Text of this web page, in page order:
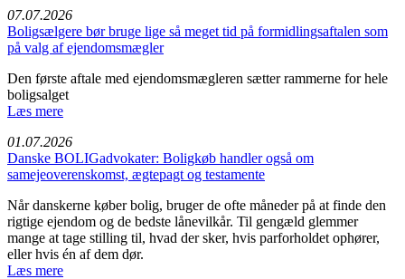
07.07.2026
Boligsælgere bør bruge lige så meget tid på formidlingsaftalen som
på valg af ejendomsmægler
Den første aftale med ejendomsmægleren sætter rammerne for hele
boligsalget
Læs mere
01.07.2026
Danske BOLIGadvokater: Boligkøb handler også om
samejeoverenskomst, ægtepagt og testamente
Når danskerne køber bolig, bruger de ofte måneder på at finde den
rigtige ejendom og de bedste lånevilkår. Til gengæld glemmer
mange at tage stilling til, hvad der sker, hvis parforholdet ophører,
eller hvis én af dem dør.
Læs mere